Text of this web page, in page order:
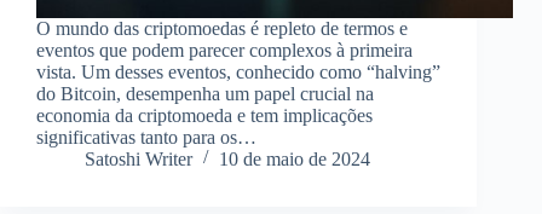
O mundo das criptomoedas é repleto de termos e
eventos que podem parecer complexos à primeira
vista. Um desses eventos, conhecido como “halving”
do Bitcoin, desempenha um papel crucial na
economia da criptomoeda e tem implicações
significativas tanto para os…
Satoshi Writer
10 de maio de 2024